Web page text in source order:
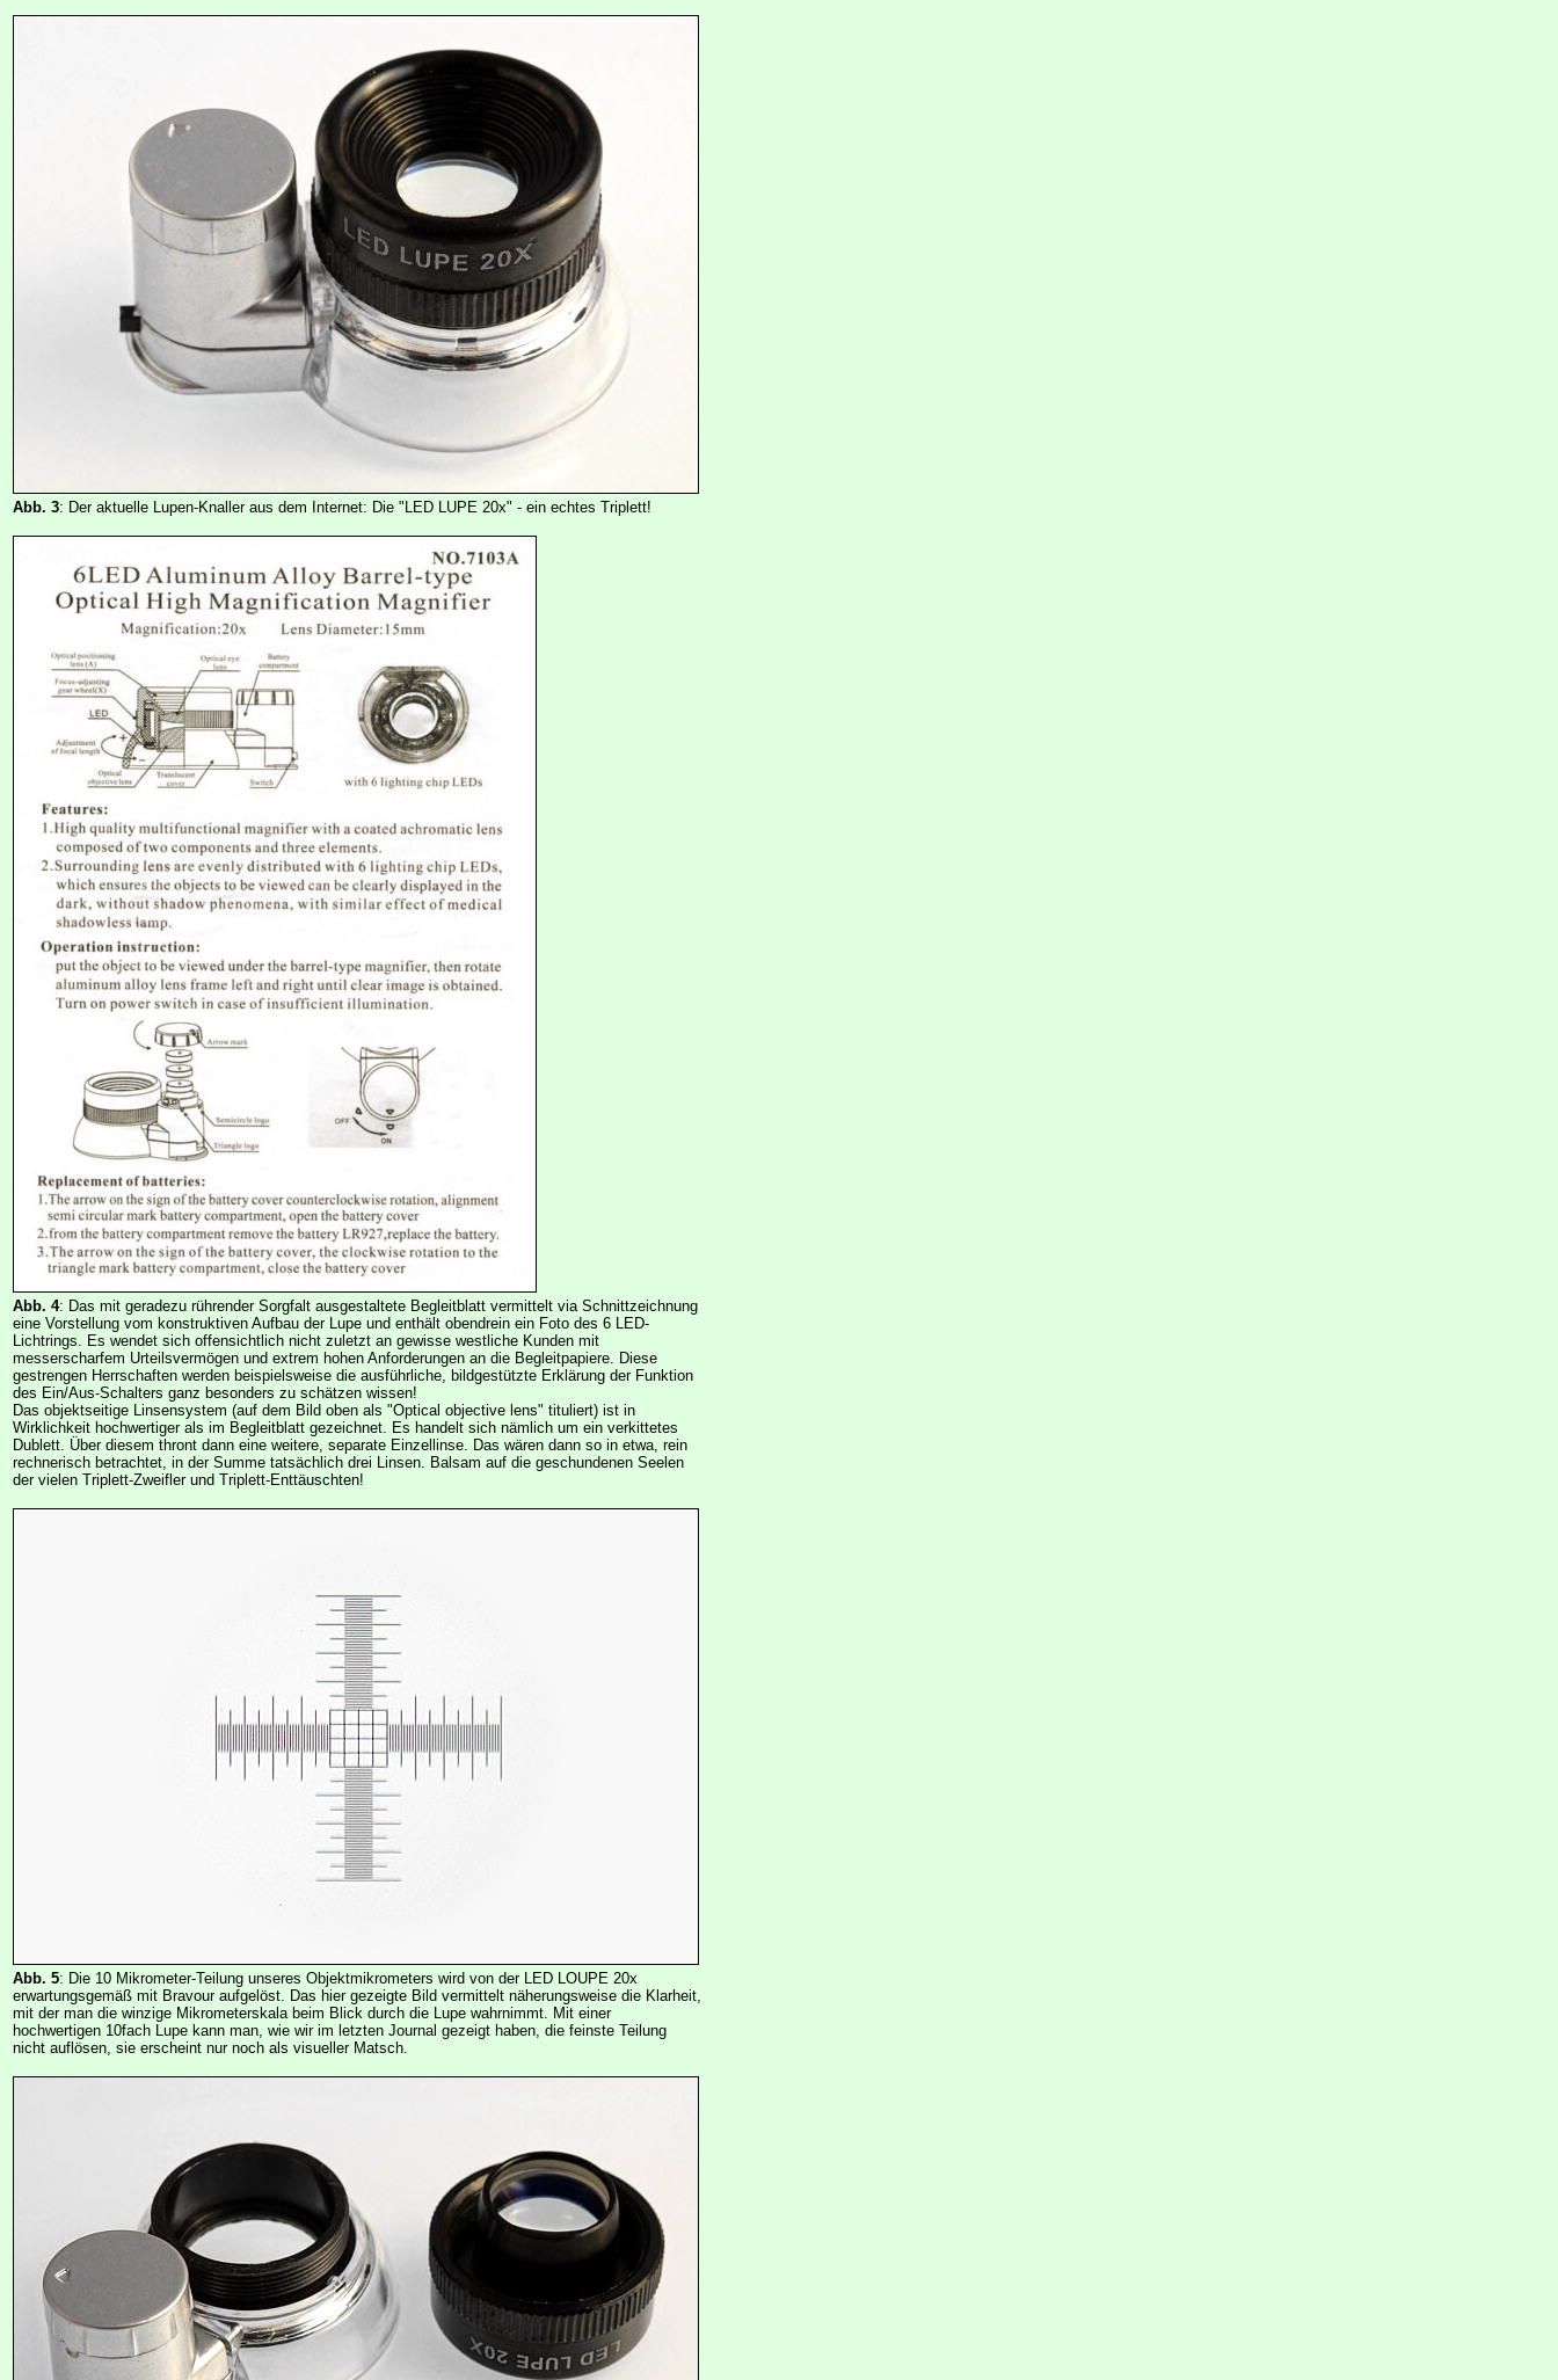
Abb. 3: Der aktuelle Lupen-Knaller aus dem Internet: Die "LED LUPE 20x" - ein echtes Triplett!
Abb. 4: Das mit geradezu rührender Sorgfalt ausgestaltete Begleitblatt vermittelt via Schnittzeichnung
eine Vorstellung vom konstruktiven Aufbau der Lupe und enthält obendrein ein Foto des 6 LED-
Lichtrings. Es wendet sich offensichtlich nicht zuletzt an gewisse westliche Kunden mit
messerscharfem Urteilsvermögen und extrem hohen Anforderungen an die Begleitpapiere. Diese
gestrengen Herrschaften werden beispielsweise die ausführliche, bildgestützte Erklärung der Funktion
des Ein/Aus-Schalters ganz besonders zu schätzen wissen!
Das objektseitige Linsensystem (auf dem Bild oben als "Optical objective lens" tituliert) ist in
Wirklichkeit hochwertiger als im Begleitblatt gezeichnet. Es handelt sich nämlich um ein verkittetes
Dublett. Über diesem thront dann eine weitere, separate Einzellinse. Das wären dann so in etwa, rein
rechnerisch betrachtet, in der Summe tatsächlich drei Linsen. Balsam auf die geschundenen Seelen
der vielen Triplett-Zweifler und Triplett-Enttäuschten!
Abb. 5: Die 10 Mikrometer-Teilung unseres Objektmikrometers wird von der LED LOUPE 20x
erwartungsgemäß mit Bravour aufgelöst. Das hier gezeigte Bild vermittelt näherungsweise die Klarheit,
mit der man die winzige Mikrometerskala beim Blick durch die Lupe wahrnimmt. Mit einer
hochwertigen 10fach Lupe kann man, wie wir im letzten Journal gezeigt haben, die feinste Teilung
nicht auflösen, sie erscheint nur noch als visueller Matsch.